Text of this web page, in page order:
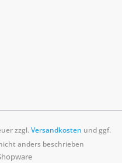
zzgl.Versandkosten und ggf.
anders beschrieben